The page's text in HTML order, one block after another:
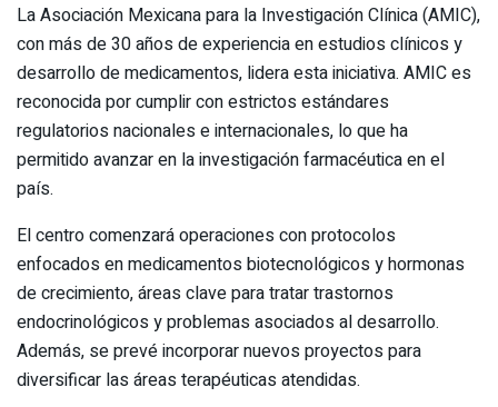
La Asociación Mexicana para la Investigación Clínica (AMIC),
con más de 30 años de experiencia en estudios clínicos y
desarrollo de medicamentos, lidera esta iniciativa. AMIC es
reconocida por cumplir con estrictos estándares
regulatorios nacionales e internacionales, lo que ha
permitido avanzar en la investigación farmacéutica en el
país.
El centro comenzará operaciones con protocolos
enfocados en medicamentos biotecnológicos y hormonas
de crecimiento, áreas clave para tratar trastornos
endocrinológicos y problemas asociados al desarrollo.
Además, se prevé incorporar nuevos proyectos para
diversificar las áreas terapéuticas atendidas.